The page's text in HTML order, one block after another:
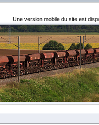
Une version mobile du site est